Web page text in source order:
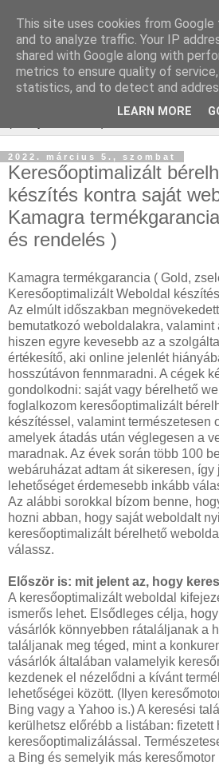
gurtnicsere
2022. március 5., szombat
Keresőoptimalizált
készítés kontra saját
Kamagra
és rendelés )
Kamagra termékgarancia ( Gold,
Keresőoptimalizált Weboldal
Az elmúlt időszakban
bemutatkozó weboldalakra, valamint
hiszen egyre kevesebb az a
értékesítő, aki online jelenlét
hosszútávon fennmaradni. A cégek
gondolkodni: saját vagy bérelhető
foglalkozom keresőoptimalizált
készítéssel, valamint természetesen
amelyek átadás után véglegesen a
maradnak. Az évek során több 100
webáruházat adtam át sikeresen, így
lehetőséget érdemesebb inkább
Az alábbi sorokkal bízom benne,
hozni abban, hogy saját weboldalt
keresőoptimalizált bérelhető
válassz.
Először is: mit jelent az, hogy
A keresőoptimalizált weboldal
ismerős lehet. Elsődleges célja,
vásárlók könnyebben rátaláljanak a
találjanak meg téged, mint a
vásárlók általában valamelyik
kezdenek el nézelődni a kívánt
lehetőségei között. (Ilyen
Bing vagy a Yahoo is.) A keresési
kerülhetsz előrébb a listában: fizetett
keresőoptimalizálással.
a Bing és semelyik más
This site uses cookies from
and to analyze traffic. Your IP
shared with Google along with
metrics to ensure quality of
statistics, and to detect and
LEARN MORE